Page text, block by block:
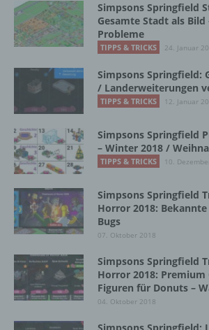
Simpsons Springfield
Gesamte Stadt als Bild
Probleme
TIPPS & TRICKS 24. Januar
Simpsons Springfield:
/ Landerweiterungen
TIPPS & TRICKS 12. Januar
Simpsons Springfield
– Winter 2018 /
TIPPS & TRICKS 10.
Simpsons Springfield
Horror 2018:
Bugs
07. Oktober 2018
Simpsons Springfield
Horror 2018: Premium
Figuren für Donuts –
04. Oktober 2018
18069 Lambrechtshagen
DE
Cookies / SessionStorage / LocalStorage
Die Internetseiten verwenden
genannte Cookies, LocalStorage
SessionStorage. Dies dient dazu,
nutzerfreundlicher, effektiver und
eine Technologie, mit welcher ihr
auf Ihrem Computer oder mobilen
abspeichert. Cookies sind
über einen Internetbrowser auf einem
werden. Sie können die
LocalStorage und SessionStorage
entsprechende Einstellung in Ihrem